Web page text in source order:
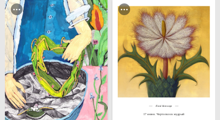
Floral Horoscope
17 июня. Чертополох мудрый